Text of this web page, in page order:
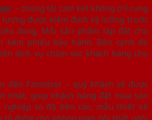
– chúng tôi cam kết không chỉ cung
lượng được kiểm định kỹ lưỡng trước
dùng. Mỗi sản phẩm lắp đặt cho
kèm phiếu bảo hành. Bên cạnh đó
dịch vụ chăm sóc khách hàng chu
đến Famidoor – quý khách sẽ được
nhất, giúp khách hàng đặt mua sản
nghiệp có độ bền cao, mẫu thiết kế